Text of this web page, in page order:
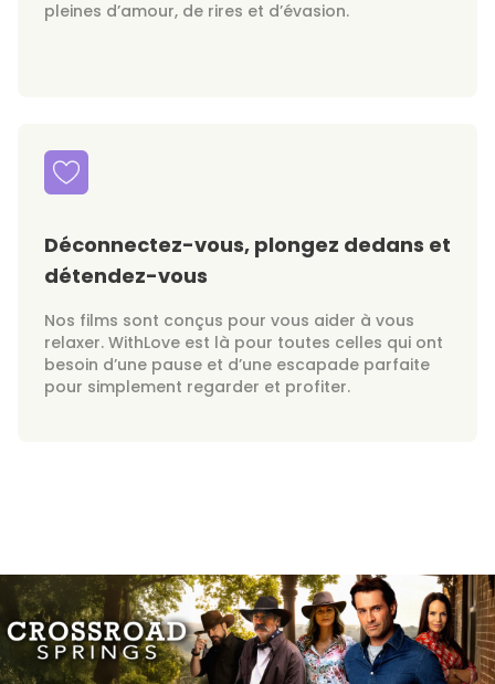
pleines d’amour, de rires et d’évasion.
Déconnectez-vous, plongez dedans et
détendez-vous
Nos films sont conçus pour vous aider à vous
relaxer. WithLove est là pour toutes celles qui ont
besoin d’une pause et d’une escapade parfaite
pour simplement regarder et profiter.